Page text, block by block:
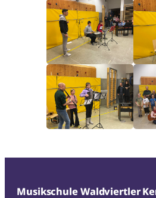
Musikschule Waldviertler